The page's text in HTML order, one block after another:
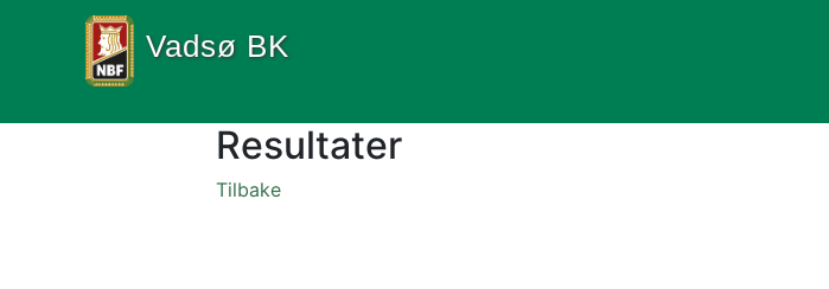
Vadsø BK
Resultater
Tilbake